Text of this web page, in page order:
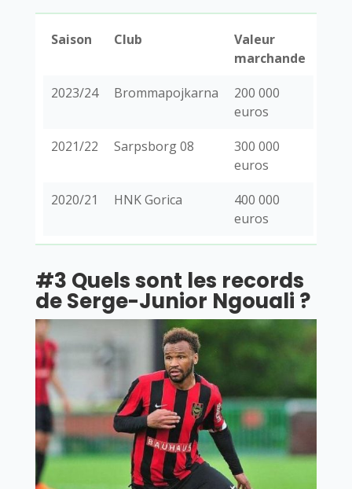
Saison Club
Valeur
marchande
2023/24
Brommapojkarna
200 000
euros
2021/22
Sarpsborg 08
300 000
euros
2020/21
HNK Gorica
400 000
euros
#3 Quels sont les records
de Serge-Junior Ngouali ?